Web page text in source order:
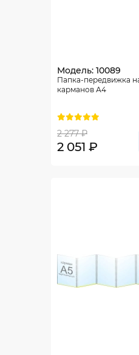
Модель: 10089
Папка-передвижка
карманов А4
2 277 ₽
2 051 ₽